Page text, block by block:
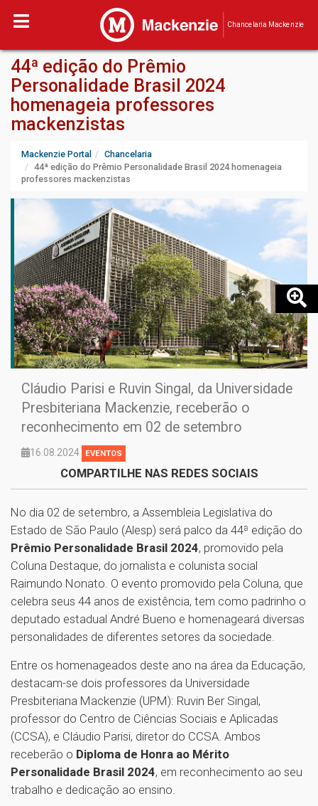
Chancelaria Mackenzie
44ª edição do Prêmio
Personalidade Brasil 2024
homenageia professores
mackenzistas
Mackenzie Portal
Chancelaria
44ª edição do Prêmio Personalidade Brasil 2024 homenageia
professores mackenzistas
Cláudio Parisi e Ruvin Singal, da Universidade
Presbiteriana Mackenzie, receberão o
reconhecimento em 02 de setembro
16.08.2024 EVENTOS
COMPARTILHE NAS REDES SOCIAIS
No dia 02 de setembro, a Assembleia Legislativa do
Estado de São Paulo (Alesp) será palco da 44ª edição do
Prêmio Personalidade Brasil 2024, promovido pela
Coluna Destaque, do jornalista e colunista social
Raimundo Nonato. O evento promovido pela Coluna, que
celebra seus 44 anos de existência, tem como padrinho o
deputado estadual André Bueno e homenageará diversas
personalidades de diferentes setores da sociedade.
Entre os homenageados deste ano na área da Educação,
destacam-se dois professores da Universidade
Presbiteriana Mackenzie (UPM): Ruvin Ber Singal,
professor do Centro de Ciências Sociais e Aplicadas
(CCSA), e Cláudio Parisi, diretor do CCSA. Ambos
receberão o Diploma de Honra ao Mérito
Personalidade Brasil 2024, em reconhecimento ao seu
trabalho e dedicação ao ensino.